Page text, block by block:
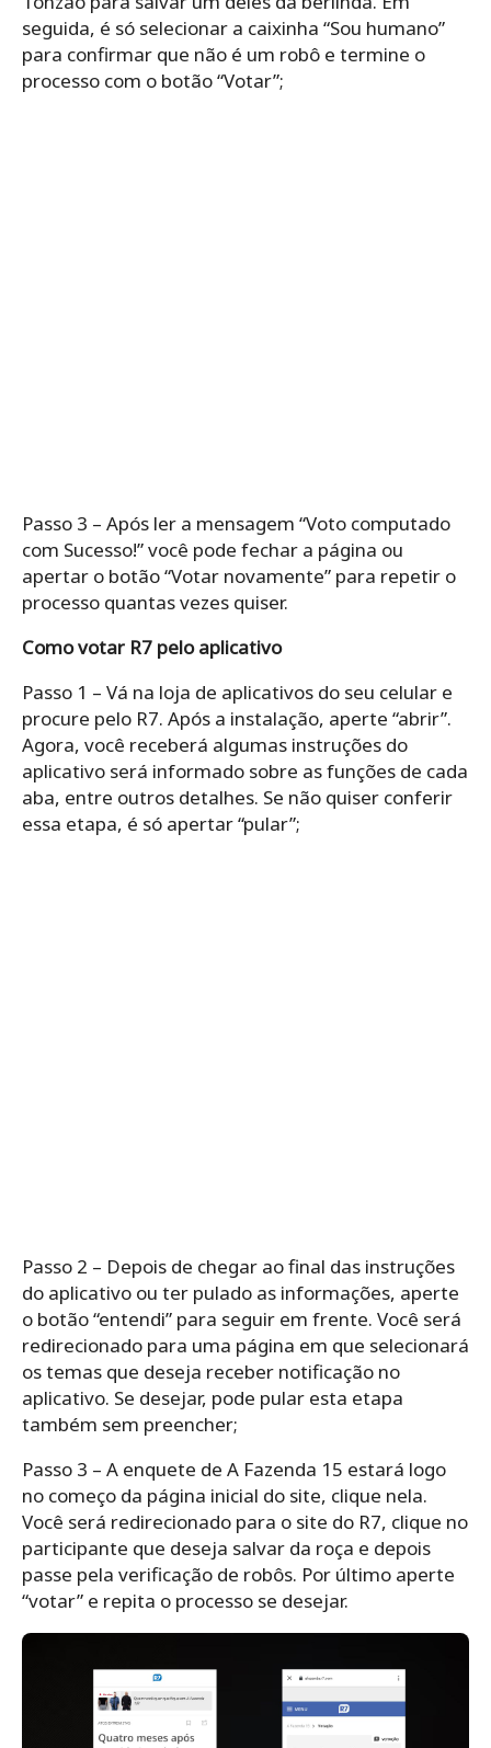
seguida, é só selecionar a caixinha “Sou humano”
para confirmar que não é um robô e termine o
processo com o botão “Votar”;
Passo 3 – Após ler a mensagem “Voto computado
com Sucesso!” você pode fechar a página ou
apertar o botão “Votar novamente” para repetir o
processo quantas vezes quiser.
Como votar R7 pelo aplicativo
Passo 1 – Vá na loja de aplicativos do seu celular e
procure pelo R7. Após a instalação, aperte “abrir”.
Agora, você receberá algumas instruções do
aplicativo será informado sobre as funções de cada
aba, entre outros detalhes. Se não quiser conferir
essa etapa, é só apertar “pular”;
Passo 2 – Depois de chegar ao final das instruções
do aplicativo ou ter pulado as informações, aperte
o botão “entendi” para seguir em frente. Você será
redirecionado para uma página em que selecionará
os temas que deseja receber notificação no
aplicativo. Se desejar, pode pular esta etapa
também sem preencher;
Passo 3 – A enquete de A Fazenda 15 estará logo
no começo da página inicial do site, clique nela.
Você será redirecionado para o site do R7, clique no
participante que deseja salvar da roça e depois
passe pela verificação de robôs. Por último aperte
“votar” e repita o processo se desejar.